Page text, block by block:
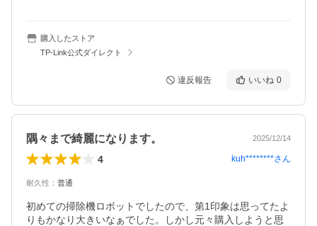
購入したストア
TP-Link公式ダイレクト
違反報告 いいね 0
隅々まで綺麗になります。 2025/12/14
4 kuh********さん
耐久性 ： 普通
初めての掃除機ロボットでしたので、第1印象は思ってたよ
りもかなり大きいなぁでした。しかし元々購入しようと思